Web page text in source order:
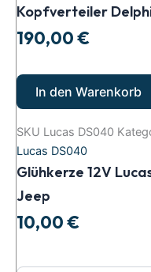
Kopfverteiler
190,00€
In den Warenkorb
SKU Lucas DS040
Lucas DS040
Glühkerze 12V
Jeep
10,00€